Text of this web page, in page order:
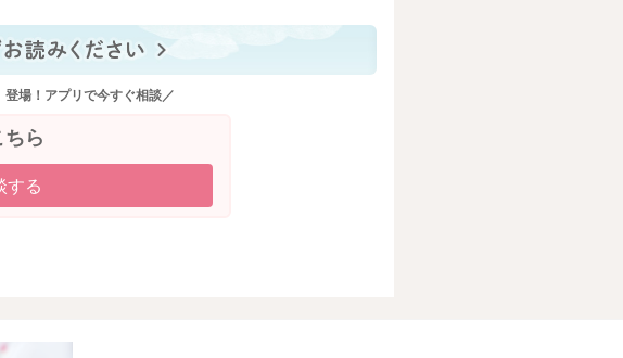
場！アプリで今すぐ相談／
ら
する